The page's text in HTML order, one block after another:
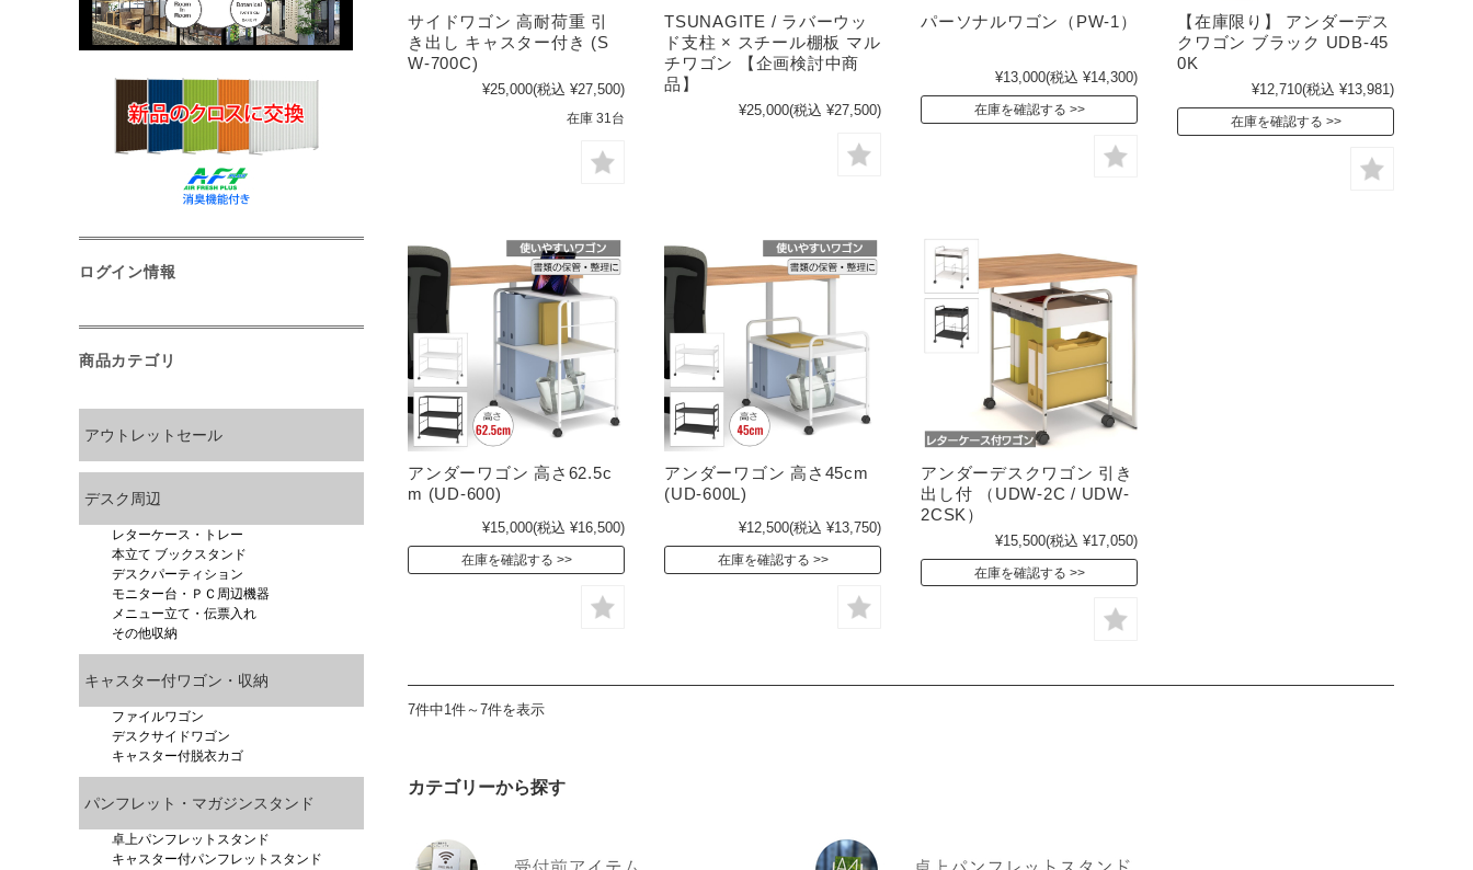
サイドワゴン 高耐荷重 引
き出し キャスター付き (S
W-700C)
¥25,000(税込 ¥27,500)
在庫 31台
TSUNAGITE / ラバーウッ
ド支柱 × スチール棚板 マル
チワゴン 【企画検討中商
品】
¥25,000(税込 ¥27,500)
パーソナルワゴン（PW-1）
¥13,000(税込 ¥14,300)
在庫を確認する
【在庫限り】 アンダーデス
クワゴン ブラック UDB-45
0K
¥12,710(税込 ¥13,981)
在庫を確認する
アンダーワゴン 高さ62.5c
m (UD-600)
¥15,000(税込 ¥16,500)
在庫を確認する
アンダーワゴン 高さ45cm
(UD-600L)
¥12,500(税込 ¥13,750)
在庫を確認する
アンダーデスクワゴン 引き
出し付 （UDW-2C / UDW-
2CSK）
¥15,500(税込 ¥17,050)
在庫を確認する
7件中1件～7件を表示
カテゴリーから探す
ログイン情報
商品カテゴリ
アウトレットセール
デスク周辺
レターケース・トレー
本立て ブックスタンド
デスクパーティション
モニター台・ＰＣ周辺機器
メニュー立て・伝票入れ
その他収納
キャスター付ワゴン・収納
ファイルワゴン
デスクサイドワゴン
キャスター付脱衣カゴ
パンフレット・マガジンスタンド
卓上パンフレットスタンド
キャスター付パンフレットスタンド